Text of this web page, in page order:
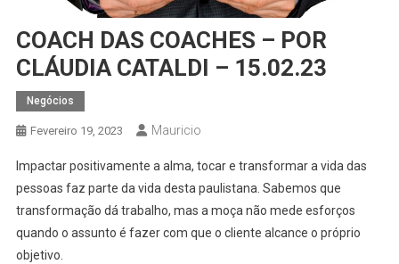
COACH DAS COACHES – POR
CLÁUDIA CATALDI – 15.02.23
Negócios
Fevereiro 19, 2023 Mauricio
Impactar positivamente a alma, tocar e transformar a vida das
pessoas faz parte da vida desta paulistana. Sabemos que
transformação dá trabalho, mas a moça não mede esforços
quando o assunto é fazer com que o cliente alcance o próprio
objetivo.